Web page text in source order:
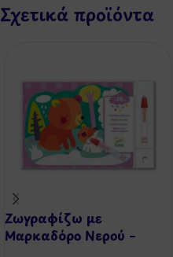
Σχετικά προϊόντα
Ζωγραφίζω με
Μαρκαδόρο Νερού –